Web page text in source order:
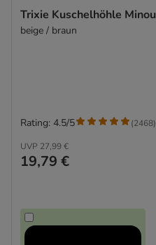
Trixie Kuschelhöhle Minou
beige / braun
UVP 27,99 €
19,79 €
Rating: 4.5/5 (2468)